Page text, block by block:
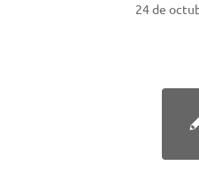
24 de